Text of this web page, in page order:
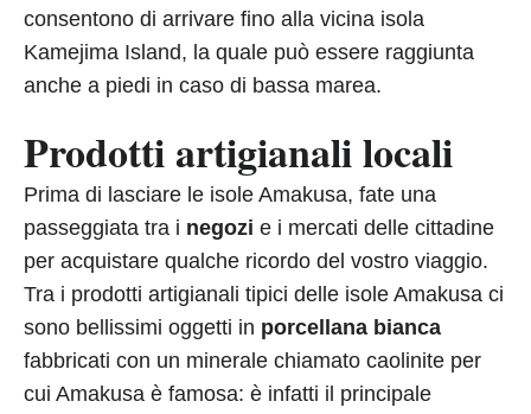
consentono di arrivare fino alla vicina isola
Kamejima Island, la quale può essere raggiunta
anche a piedi in caso di bassa marea.
Prodotti artigianali locali
Prima di lasciare le isole Amakusa, fate una
passeggiata tra i negozi e i mercati delle cittadine
per acquistare qualche ricordo del vostro viaggio.
Tra i prodotti artigianali tipici delle isole Amakusa ci
sono bellissimi oggetti in porcellana bianca
fabbricati con un minerale chiamato caolinite per
cui Amakusa è famosa: è infatti il principale